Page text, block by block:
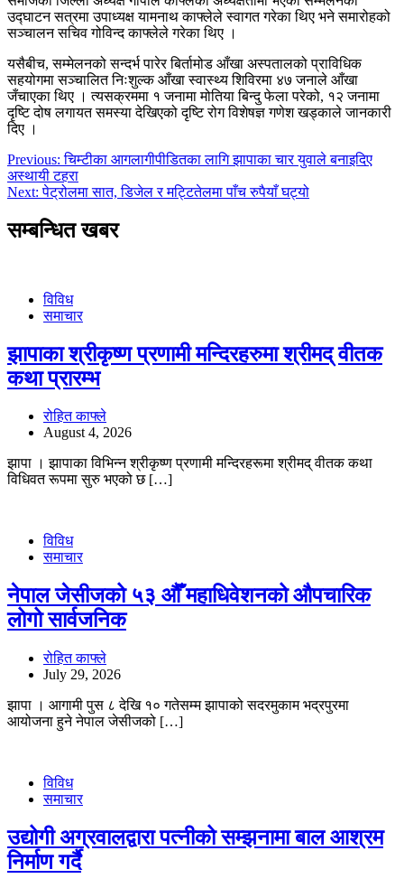
उद्घाटन सत्रमा उपाध्यक्ष यामनाथ काफ्लेले स्वागत गरेका थिए भने समारोहको
सञ्चालन सचिव गोविन्द काफ्लेले गरेका थिए ।
यसैबीच, सम्मेलनको सन्दर्भ पारेर बिर्तामोड आँखा अस्पतालको प्राविधिक
सहयोगमा सञ्चालित निःशुल्क आँखा स्वास्थ्य शिविरमा ४७ जनाले आँखा
जँचाएका थिए । त्यसक्रममा १ जनामा मोतिया बिन्दु फेला परेको, १२ जनामा
दृष्टि दोष लगायत समस्या देखिएको दृष्टि रोग विशेषज्ञ गणेश खड्काले जानकारी
दिए ।
Post
navigation
Previous: चिम्टीका आगलागीपीडितका लागि झापाका चार युवाले बनाइदिए
अस्थायी टहरा
Next: पेट्रोलमा सात, डिजेल र मट्टितेलमा पाँच रुपैयाँ घट्यो
सम्बन्धित खबर
विविध
समाचार
झापाका श्रीकृष्ण प्रणामी मन्दिरहरुमा श्रीमद् वीतक
कथा प्रारम्भ
रोहित काफ्ले
August 4, 2026
झापा । झापाका विभिन्न श्रीकृष्ण प्रणामी मन्दिरहरूमा श्रीमद् वीतक कथा
विधिवत रूपमा सुरु भएको छ […]
विविध
समाचार
नेपाल जेसीजको ५३ औँ महाधिवेशनको औपचारिक
लोगो सार्वजनिक
रोहित काफ्ले
July 29, 2026
झापा । आगामी पुस ८ देखि १० गतेसम्म झापाको सदरमुकाम भद्रपुरमा
आयोजना हुने नेपाल जेसीजको […]
विविध
समाचार
उद्योगी अग्रवालद्वारा पत्नीको सम्झनामा बाल आश्रम
निर्माण गर्दै